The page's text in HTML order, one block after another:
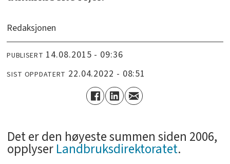
Redaksjonen
PUBLISERT 14.08.2015 - 09:36
SIST OPPDATERT 22.04.2022 - 08:51
Det er den høyeste summen siden 2006,
opplyserLandbruksdirektoratet.